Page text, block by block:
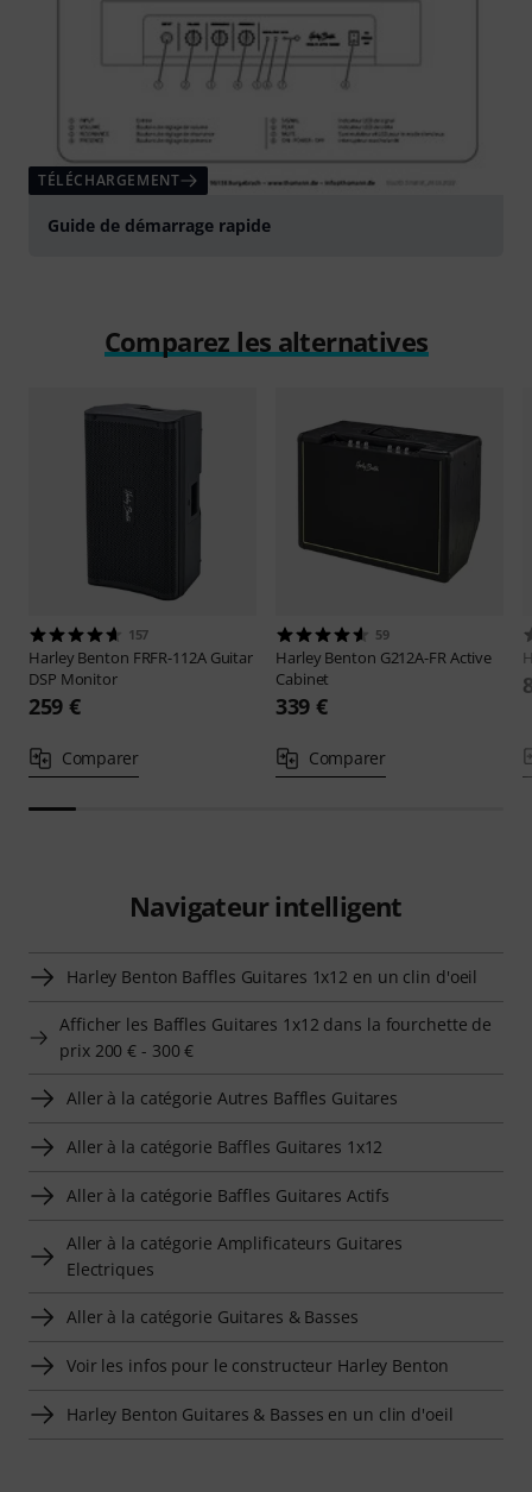
TÉLÉCHARGEMENT
Guide de démarrage rapide
Comparez les alternatives
157
Harley Benton FRFR-112A Guitar
DSP Monitor
259 €
Comparer
59
Harley Benton G212A-FR Active
Cabinet
339 €
Comparer
Navigateur intelligent
Harley Benton Baffles Guitares 1x12 en un clin d'oeil
Afficher les Baffles Guitares 1x12 dans la fourchette de
prix 200 € - 300 €
Aller à la catégorie Autres Baffles Guitares
Aller à la catégorie Baffles Guitares 1x12
Aller à la catégorie Baffles Guitares Actifs
Aller à la catégorie Amplificateurs Guitares
Electriques
Aller à la catégorie Guitares & Basses
Voir les infos pour le constructeur Harley Benton
Harley Benton Guitares & Basses en un clin d'oeil